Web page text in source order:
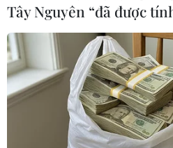
dài.
Tây Nguyên “đã được